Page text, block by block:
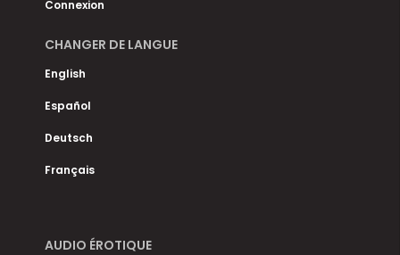
Connexion
CHANGER DE LANGUE
English
Español
Deutsch
Français
AUDIO ÉROTIQUE